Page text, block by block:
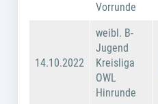
Vorrunde
14.10.2022
weibl. B-
Jugend
Kreisliga
OWL
Hinrunde